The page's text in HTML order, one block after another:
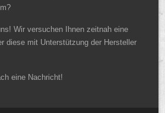
Wir versuchen Ihnen zeitnah eine
diese mit Unterstützung der Hersteller
eine Nachricht!